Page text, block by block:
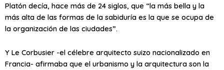
Platón decía, hace más de 24 siglos, que “la más bella y la
más alta de las formas de la sabiduría es la que se ocupa de
la organización de las ciudades”.
Y Le Corbusier -el célebre arquitecto suizo nacionalizado en
Francia- afirmaba que el urbanismo y la arquitectura son la